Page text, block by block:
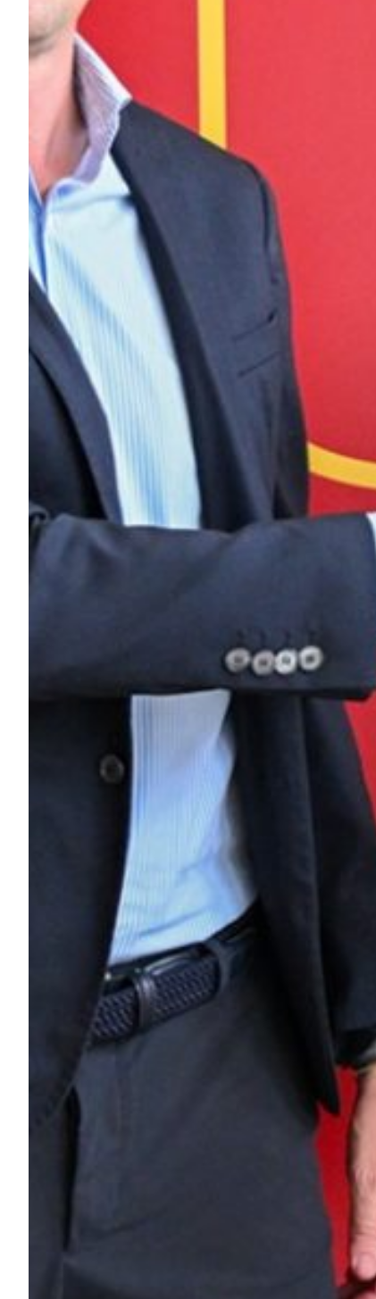
Robe di Kappa x Genoa
Vintage Collection
Red&Blue Voices
Kids
Accessori
Party
Outlet
Caffè Boasi x Genoa
Helan x Genoa
Isolani x Genoa
Gift Card Online Store